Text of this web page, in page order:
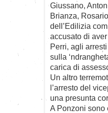
Giussano,
Brianza,
dell’Edilizia
accusato di
Perri, agli
sulla
carica di
Un altro
l’arresto del
una presunta
A Ponzoni sono